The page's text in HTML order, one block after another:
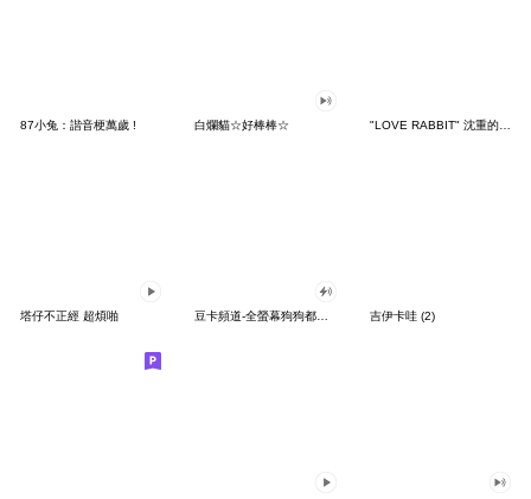
87小兔：諧音梗萬歲 ! 白爛貓☆好棒棒☆ "LOVE RABBIT" 沈重的愛 台灣版
塔仔不正經 超煩啪 吉伊卡哇 (2)